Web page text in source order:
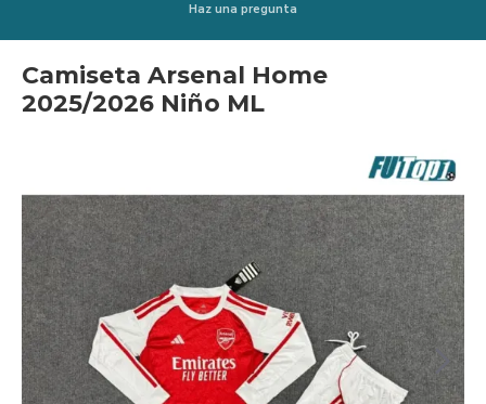
Haz una pregunta
Camiseta Arsenal Home
2025/2026 Niño ML